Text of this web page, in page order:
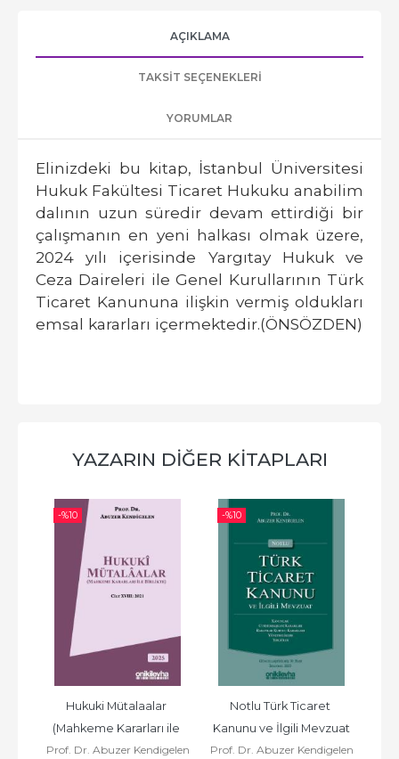
AÇIKLAMA
TAKSIT SEÇENEKLERI
YORUMLAR
Elinizdeki bu kitap, İstanbul Üniversitesi
Hukuk Fakültesi Ticaret Hukuku anabilim
dalının uzun süredir devam ettirdiği bir
çalışmanın en yeni halkası olmak üzere,
2024 yılı içerisinde Yargıtay Hukuk ve
Ceza Daireleri ile Genel Kurullarının Türk
Ticaret Kanununa ilişkin vermiş oldukları
emsal kararları içermektedir.(ÖNSÖZDEN)
YAZARIN DIĞER KITAPLARI
-%10
Hukuki Mütalaalar
(Mahkeme Kararları ile
Birlikte) Cilt XVIII: 2021
Prof. Dr. Abuzer Kendigelen
-%10
Notlu Türk Ticaret
Kanunu ve İlgili Mevzuat
Prof. Dr. Abuzer Kendigelen